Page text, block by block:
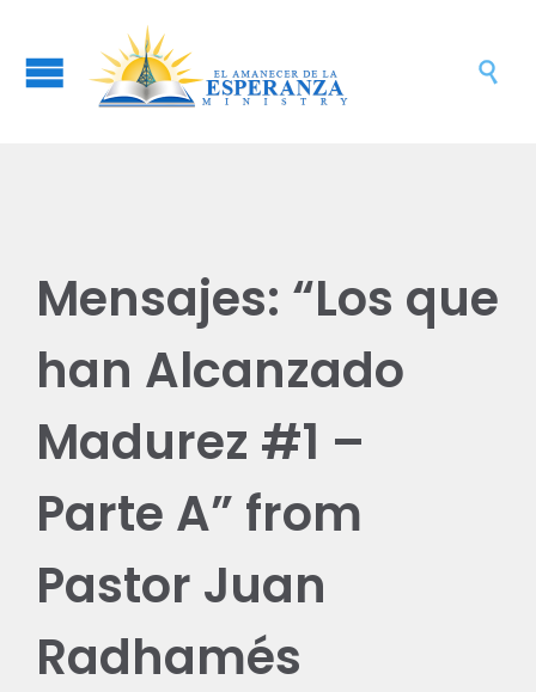

Mensajes: “Los que
han Alcanzado
Madurez #1 –
Parte A” from
Pastor Juan
Radhamés